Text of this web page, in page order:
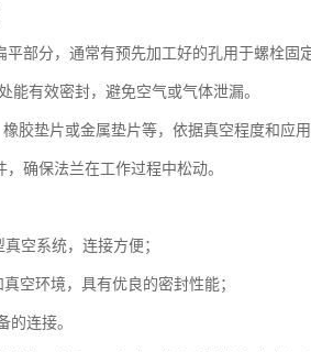
部分，通常有预先加工好的孔用于螺栓固定
能有效密封，避免空气或气体泄漏。
胶垫片或金属垫片等，依据真空程度和应用
确保法兰在工作过程中松动。
空系统，连接方便；
空环境，具有优良的密封性能；
连接。